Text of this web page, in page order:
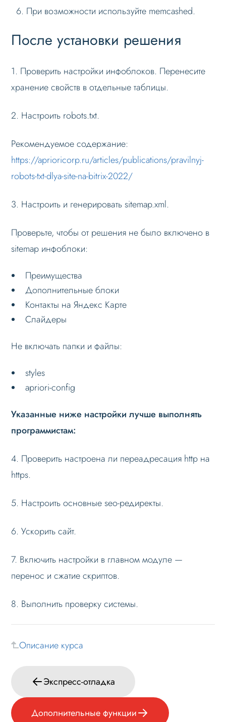
При возможности используйте memcashed.
После установки решения
1. Проверить настройки инфоблоков. Перенесите
хранение свойств в отдельные таблицы.
2. Настроить robots.txt.
Рекомендуемое содержание:
https://aprioricorp.ru/articles/publications/pravilnyj-
robots-txt-dlya-site-na-bitrix-2022/
3. Настроить и генерировать sitemap.xml.
Проверьте, чтобы от решения не было включено в
sitemap инфоблоки:
Преимущества
Дополнительные блоки
Контакты на Яндекс Карте
Слайдеры
Не включать папки и файлы:
styles
apriori-config
Указанные ниже настройки лучше выполнять
программистам:
4. Проверить настроена ли переадресация http на
https.
5. Настроить основные seo-редиректы.
6. Ускорить сайт.
7. Включить настройки в главном модуле —
перенос и сжатие скриптов.
8. Выполнить проверку системы.
Описание курса
Экспресс-отладка
Дополнительные функции